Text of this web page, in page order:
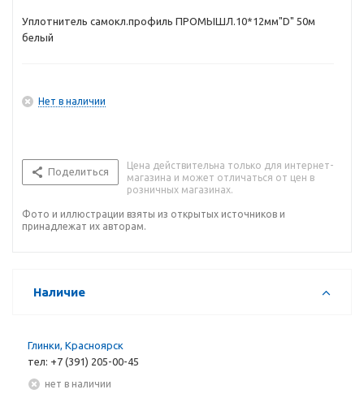
Уплотнитель самокл.профиль ПРОМЫШЛ.10*12мм"D" 50м
белый
Нет в наличии
Поделиться
Цена действительна только для интернет-
магазина и может отличаться от цен в
розничных магазинах.
Фото и иллюстрации взяты из открытых источников и
принадлежат их авторам.
Наличие
Глинки, Красноярск
тел: +7 (391) 205-00-45
Нет в наличии